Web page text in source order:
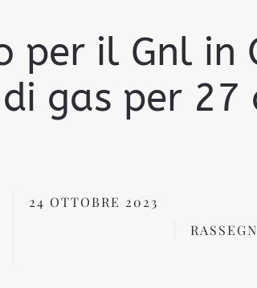
per il Gnl in
gas per 27
24 OTTOBRE 2023